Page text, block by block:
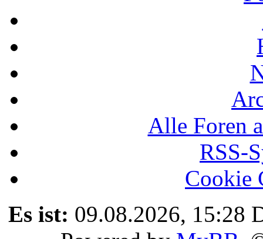
Alle Foren
RSS-
Cookie
Es ist: 09.08.2026, 15:28